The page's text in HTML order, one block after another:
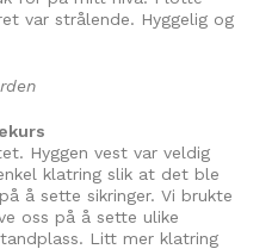
var strålende. Hyggelig og
Hyggen vest var veldig
klatring slik at det ble
å sette sikringer. Vi brukte
oss på å sette ulike
Litt mer klatring